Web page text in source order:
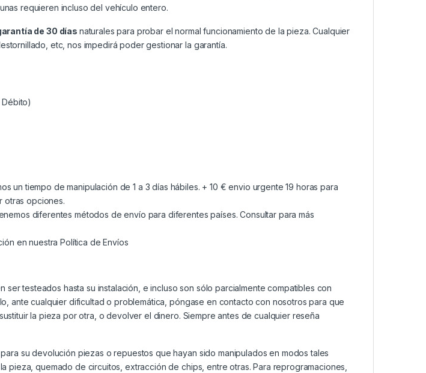
requieren incluso del vehículo entero.
de 30 días naturales para probar el normal funcionamiento de la pieza. Cualquier
etc, nos impedirá poder gestionar la garantía.
un tiempo de manipulación de 1 a 3 días hábiles. + 10 € envio urgente 19 horas para
otras opciones.
diferentes métodos de envío para diferentes países. Consultar para más
en nuestraPolítica de Envíos
ser testeados hasta su instalación, e incluso son sólo parcialmente compatibles con
ante cualquier dificultad o problemática, póngase en contacto con nosotros para que
la pieza por otra, o devolver el dinero. Siempre antes de cualquier reseña
su devolución piezas o repuestos que hayan sido manipulados en modos tales
pieza, quemado de circuitos, extracción de chips, entre otras. Para reprogramaciones,